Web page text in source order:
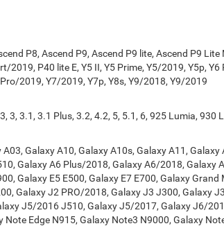
P8, Ascend P9, Ascend P9 lite, Ascend P9
2019, P40 lite E, Y5 II, Y5 Prime, Y5/2019, Y5p,
2019, Y7/2019, Y7p, Y8s, Y9/2018, Y9/2019
3, 3.1, 3.1 Plus, 3.2, 4.2, 5, 5.1, 6, 925 Lumia, 930
A03, Galaxy A10, Galaxy A10s, Galaxy A11,
Galaxy A6 Plus/2018, Galaxy A6/2018, Galaxy
Galaxy E5 E500, Galaxy E7 E700, Galaxy
Galaxy J2 PRO/2018, Galaxy J3 J300, Galaxy
J5/2016 J510, Galaxy J5/2017, Galaxy J6/
Note Edge N915, Galaxy Note3 N9000, Galaxy